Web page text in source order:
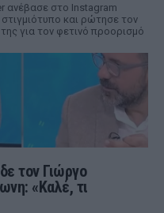
ανέβασε στο Instagram
και ρώτησε τον
για τον φετινό προορισμό
τον Γιώργο
«Καλέ, τι